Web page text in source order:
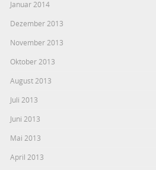
Januar 2014
Dezember 2013
November 2013
Oktober 2013
August 2013
Juli 2013
Juni 2013
Mai 2013
April 2013